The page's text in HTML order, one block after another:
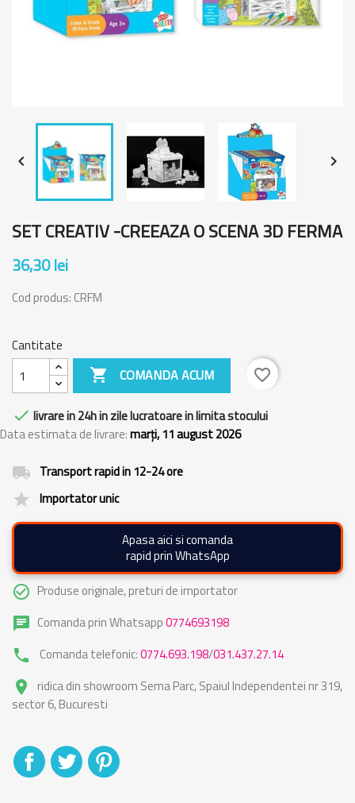
 
SET CREATIV -CREEAZA O SCENA 3D FERMA
36,30 lei
Cod produs: CRFM
Cantitate
 COMANDA ACUM favorite_border
 livrare in 24h in zile lucratoare in limita stocului
Data estimata de livrare:marți, 11 august 2026
local_shipping Transport rapid in 12-24 ore
grade Importator unic
Apasa aici si comanda
rapid prin WhatsApp
check_circle_outline Produse originale, preturi de importator
chat Comanda prin Whatsapp0774693198
phone Comanda telefonic:0774.693.198/031.437.27.14
place
ridica din showroom Sema Parc, Spaiul Independentei nr 319,
sector 6, Bucuresti
DistribuitiTweet